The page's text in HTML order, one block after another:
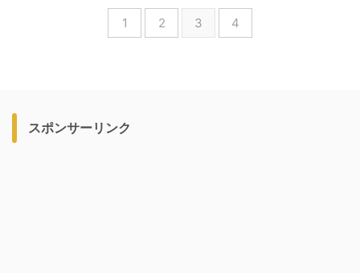
1 2 3 4
スポンサーリンク